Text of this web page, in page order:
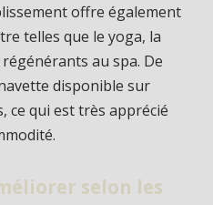
offre également
telles que le yoga, la
au spa. De
disponible sur
ce qui est très apprécié
selon les